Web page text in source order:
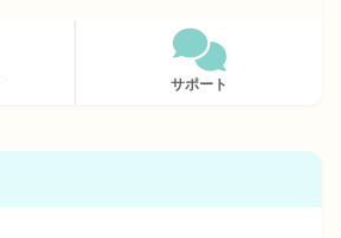
サポート